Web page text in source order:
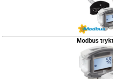
Modbus